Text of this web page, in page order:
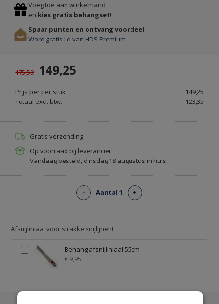
KARPETTEN
KARPETTENVOORDELIG
Voeg toe aan winkelmand
en kies gratis behangset!
Spaar punten en ontvang voordeel
Word gratis lid van HDS Premium
175,59 149,25
Prijs per per stuk:
149,25
Totaal excl. btw:
123,35
Gratis verzending
Op voorraad bij leverancier.
Vandaag besteld, dinsdag 18 augustus in huis.
- Aantal 1 +
Afsnijliniaal voor strakke snijlijnen!
Behang afsnijliniaal 55cm
€ 9,95